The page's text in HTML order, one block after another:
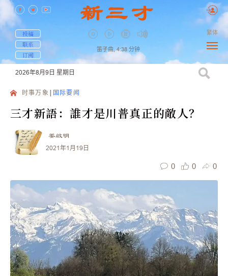
投稿
联系
订阅
笛子曲, 4:38 分钟
繁体
2026年8月9日 星期日
时事万象 国际要闻
三才新語：誰才是川普真正的敵人？
姜啟明
2021年1月19日
0 0 0